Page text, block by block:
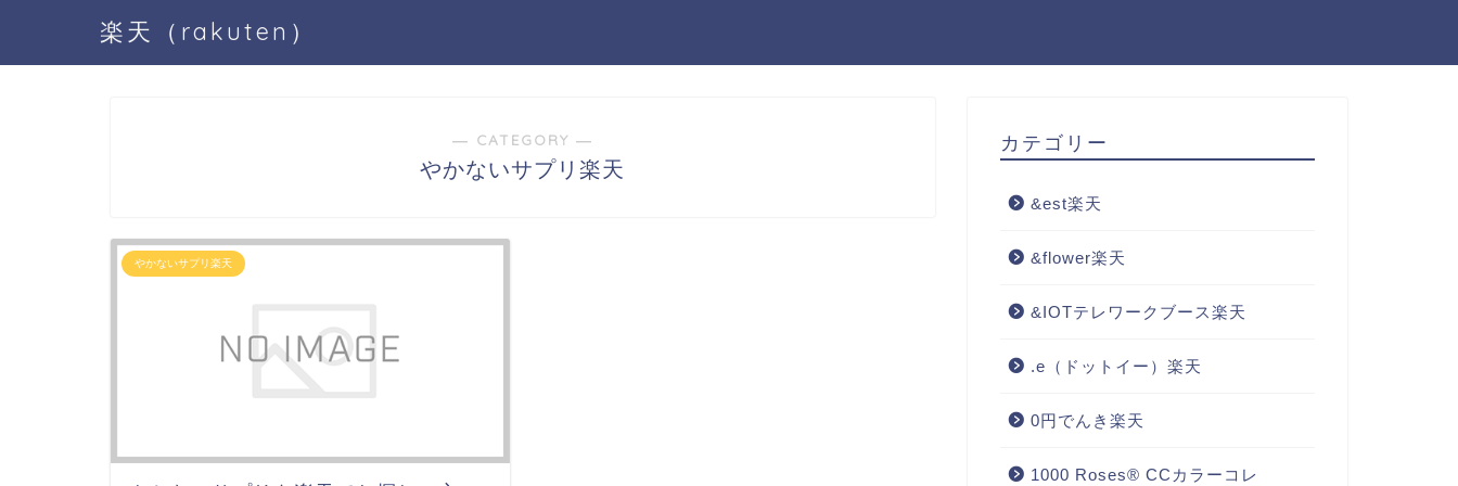
楽天（rakuten）
― CATEGORY ―
やかないサプリ楽天
やかないサプリ楽天
カテゴリー
&est楽天
&flower楽天
&IOTテレワークブース楽天
.e（ドットイー）楽天
0円でんき楽天
1000 Roses® CCカラーコレ